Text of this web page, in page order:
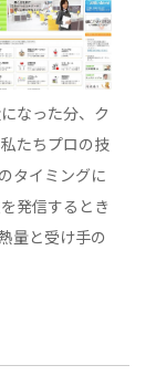
なった分、ク
たちプロの技
タイミングに
発信するとき
量と受け手の